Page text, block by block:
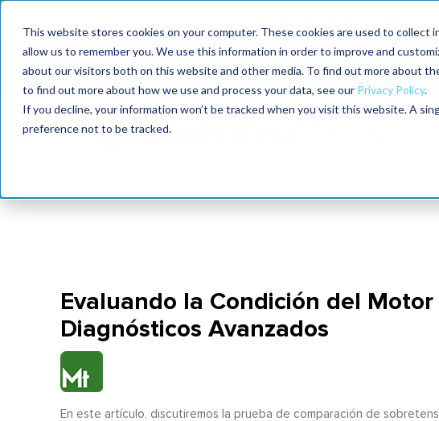
This website stores cookies on your computer. These cookies are used to
allow us to remember you. We use this information in order to improve and
about our visitors both on this website and other media. To find out more about
to find out more about how we use and process your data, see our Privacy Policy.
If you decline, your information won’t be tracked when you visit this website. A
preference not to be tracked.
MaximoWorld
2026
International Maintenance Conference
2025
The
2026
Evaluando la Condición del Motor
Diagnósticos Avanzados
En este artículo, discutiremos la prueba de comparación de